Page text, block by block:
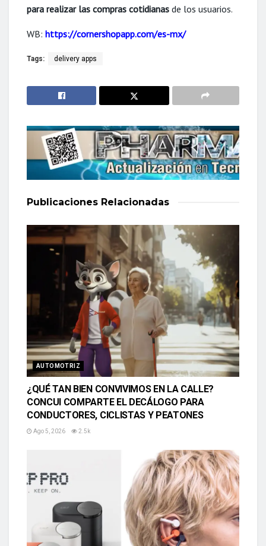
para realizar las compras cotidianas de los usuarios.
WB: https://cornershopapp.com/es-mx/
Tags: delivery apps
Publicaciones Relacionadas
AUTOMOTRIZ
¿QUÉ TAN BIEN CONVIVIMOS EN LA CALLE?
CONCUI COMPARTE EL DECÁLOGO PARA
CONDUCTORES, CICLISTAS Y PEATONES
Ago 5, 2026 2.5k